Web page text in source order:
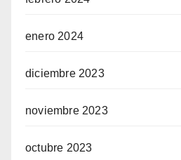
enero 2024
diciembre 2023
noviembre 2023
octubre 2023